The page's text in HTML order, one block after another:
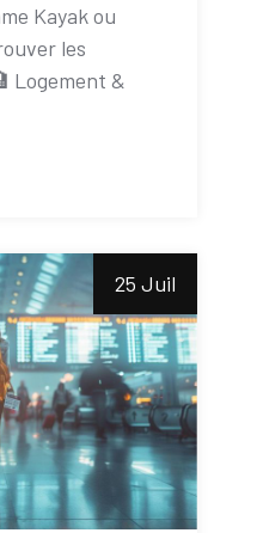
Kayak ou
les
Logement &
25 Juil